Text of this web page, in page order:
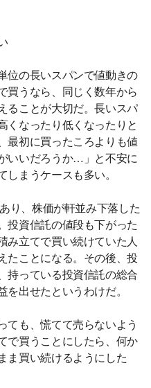
位の長いスパンで値動きの
買うなら、同じく数年から
ることが大切だ。長いスパ
くなったり低くなったりと
最初に買ったころよりも値
いいだろうか…」と不安に
まうケースも多い。
り、株価が軒並み下落した
投資信託の値段も下がった
み立てで買い続けていた人
たことになる。その後、投
持っている投資信託の総合
出せたというわけだ。
も、慌てて売らないよう
で買うことにしたら、何か
ま買い続けるようにした